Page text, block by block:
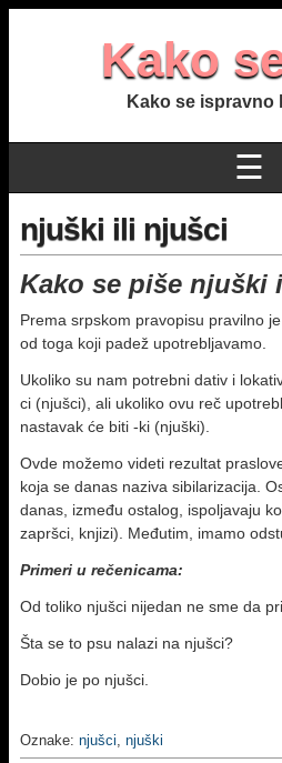
Kako
Kako se ispravno
☰
njuški ili njušci
Kako se piše njuški
Prema srpskom pravopisu pravilno
od toga koji padež upotrebljavamo.
Ukoliko su nam potrebni dativ i
ci (njušci), ali ukoliko ovu reč
nastavak će biti -ki (njuški).
Ovde možemo videti rezultat
koja se danas naziva sibilarizacija.
danas, između ostalog, ispoljavaju
zapršci, knjizi). Međutim, imamo
Primeri u rečenicama:
Od toliko njušci nijedan ne sme da
Šta se to psu nalazi na njušci?
Dobio je po njušci.
Oznake: njušci, njuški